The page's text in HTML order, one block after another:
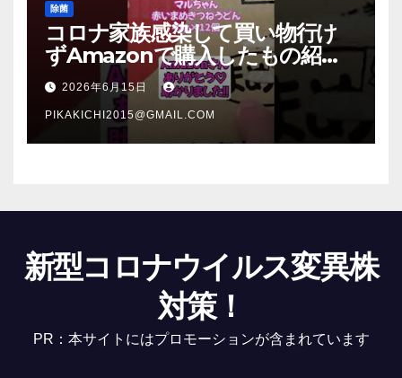
除菌
コロナ家族感染して買い物行け
ずAmazonで購入したもの紹
介 #Shorts
2026年6月15日
PIKAKICHI2015@GMAIL.COM
新型コロナウイルス変異株
対策！
PR：本サイトにはプロモーションが含まれています